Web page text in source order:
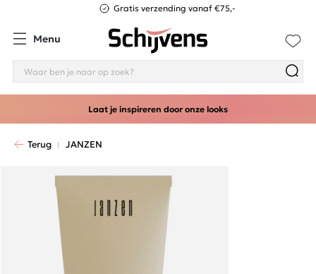
Gratis verzending vanaf €75,-
Menu
Laat je inspireren door onze looks
Terug JANZEN